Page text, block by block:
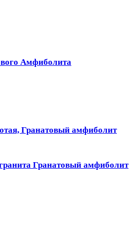
Амфиболита
Гранатовый амфиболит
Гранатовый амфиболит